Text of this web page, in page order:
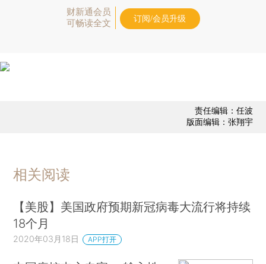
财新通会员
可畅读全文
订阅/会员升级
责任编辑：任波
版面编辑：张翔宇
相关阅读
【美股】美国政府预期新冠病毒大流行将持续
18个月
2020年03月18日 APP打开